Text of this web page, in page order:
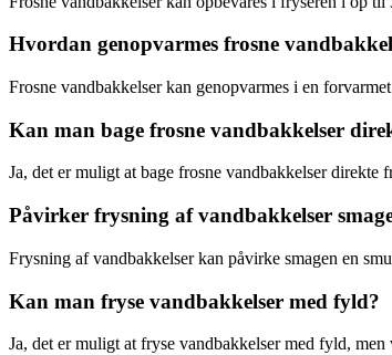
Hvordan genopvarmes frosne
Frosne vandbakkelser kan genopvarmes i en
Kan man bage frosne vandbakkelser
Ja, det er muligt at bage frosne vandbakkelser
Påvirker frysning af vandbakkelser
Frysning af vandbakkelser kan påvirke smagen en
Kan man fryse vandbakkelser med fyld?
Ja, det er muligt at fryse vandbakkelser med fyld,